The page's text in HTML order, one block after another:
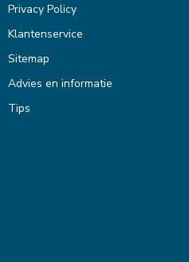
Privacy Policy
Klantenservice
Sitemap
Advies en informatie
Tips